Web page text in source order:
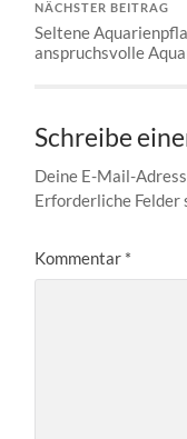
NÄCHSTER BEITRAG
Seltene
anspruchsvolle
Schreibe
Deine E-Mail-
Erforderliche Felder
Kommentar *